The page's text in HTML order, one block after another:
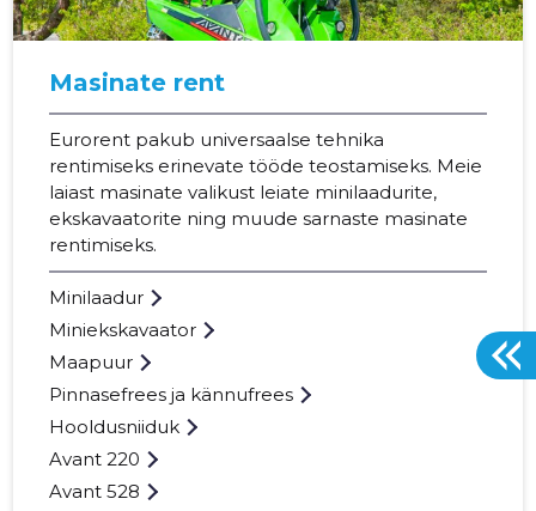
Masinate rent
Eurorent pakub universaalse tehnika
rentimiseks erinevate tööde teostamiseks. Meie
laiast masinate valikust leiate minilaadurite,
ekskavaatorite ning muude sarnaste masinate
rentimiseks.
Minilaadur
Miniekskavaator
Maapuur
Pinnasefrees ja kännufrees
Hooldusniiduk
Avant 220
Avant 528